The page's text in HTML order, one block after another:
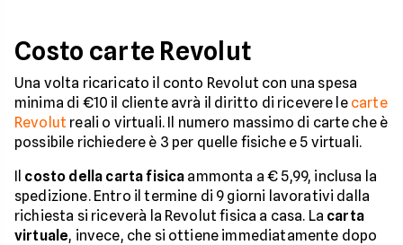
Costo carte Revolut
Una volta ricaricato il conto Revolut con una spesa
minima di €10 il cliente avrà il diritto di ricevere le carte
Revolut reali o virtuali. Il numero massimo di carte che è
possibile richiedere è 3 per quelle fisiche e 5 virtuali.
Il costo della carta fisica ammonta a € 5,99, inclusa la
spedizione. Entro il termine di 9 giorni lavorativi dalla
richiesta si riceverà la Revolut fisica a casa. La carta
virtuale, invece, che si ottiene immediatamente dopo